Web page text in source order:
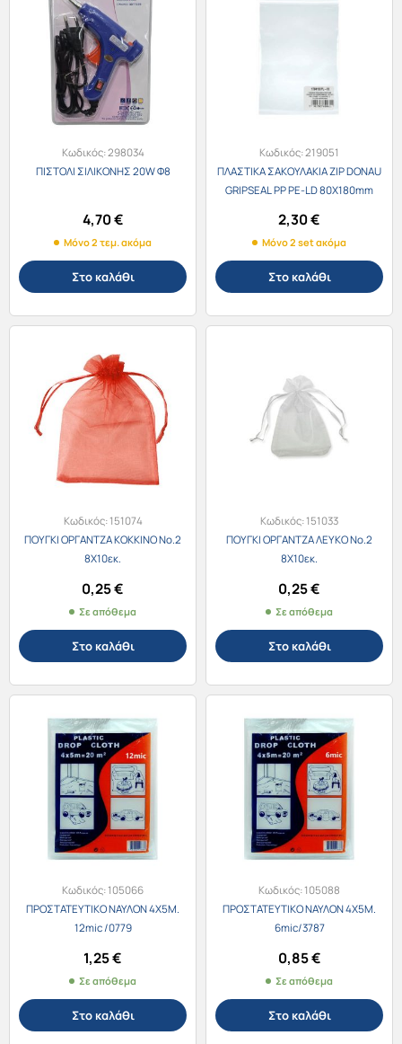
Κωδικός:298034
ΠΙΣΤΟΛΙ ΣΙΛΙΚΟΝΗΣ 20W Φ8
4,70€
Μόνο 2 τεμ. ακόμα
Στο καλάθι
Κωδικός:219051
ΠΛΑΣΤΙΚΑ ΣΑΚΟΥΛΑΚΙΑ ΖΙΡ DΟΝΑU
GRΙΡSΕΑL ΡΡ ΡΕ-LD 80Χ180mm
2,30€
Μόνο 2 set ακόμα
Στο καλάθι
Κωδικός:151074
ΠΟΥΓΚΙ ΟΡΓΑΝΤΖΑ ΚΟΚΚΙΝΟ Νο.2
8Χ10εκ.
0,25€
Σε απόθεμα
Στο καλάθι
Κωδικός:151033
ΠΟΥΓΚΙ ΟΡΓΑΝΤΖΑ ΛΕΥΚΟ Νο.2
8Χ10εκ.
0,25€
Σε απόθεμα
Στο καλάθι
Κωδικός:105066
ΠΡΟΣΤΑΤΕΥΤΙΚΟ ΝΑΥΛΟΝ 4Χ5Μ.
12mic /0779
1,25€
Σε απόθεμα
Στο καλάθι
Κωδικός:105088
ΠΡΟΣΤΑΤΕΥΤΙΚΟ ΝΑΥΛΟΝ 4Χ5Μ.
6mic/3787
0,85€
Σε απόθεμα
Στο καλάθι